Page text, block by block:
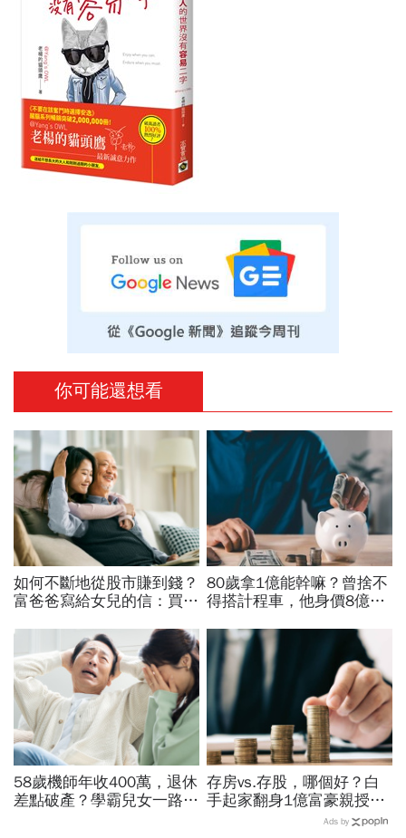
你可能還想看
如何不斷地從股市賺到錢？
富爸爸寫給女兒的信：買股
80歲拿1億能幹嘛？曾捨不
得搭計程車，他身價8億後
期」：這3件事花錢別手軟
58歲機師年收400萬，退休
差點破產？學霸兒女一路私
存房vs.存股，哪個好？白
手起家翻身1億富豪親授：
我認識的有錢人100%都靠
Ads by